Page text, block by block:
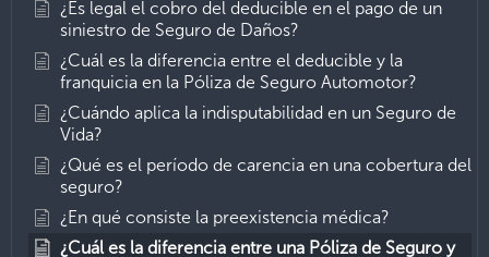
¿Es legal el cobro del deducible en el pago de un
siniestro de Seguro de Daños?
¿Cuál es la diferencia entre el deducible y la
franquicia en la Póliza de Seguro Automotor?
¿Cuándo aplica la indisputabilidad en un Seguro de
Vida?
¿Qué es el período de carencia en una cobertura del
seguro?
¿En qué consiste la preexistencia médica?
¿Cuál es la diferencia entre una Póliza de Seguro y